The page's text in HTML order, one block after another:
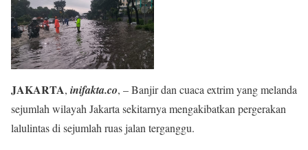
JAKARTA, inifakta.co, – Banjir dan cuaca extrim yang melanda
sejumlah wilayah Jakarta sekitarnya mengakibatkan pergerakan
lalulintas di sejumlah ruas jalan terganggu.